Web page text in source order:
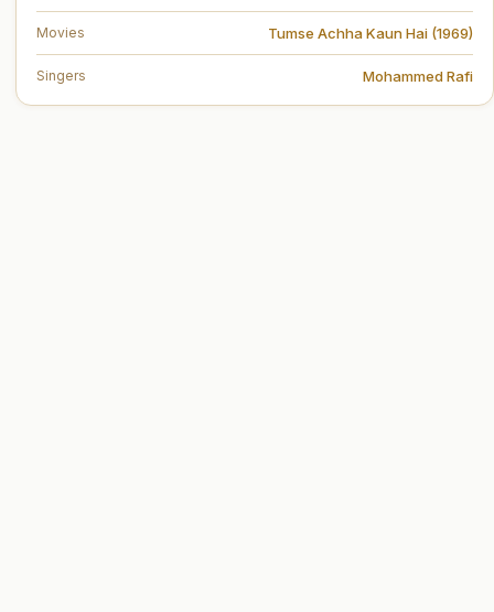
Movies Tumse Achha Kaun Hai (1969)
Singers Mohammed Rafi